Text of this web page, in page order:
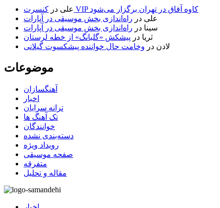
علی در
کنسرت VIP کاوه آفاق در تهران برگزار می‌شود
علی در راه‌اندازی بخش موسیقی در آپارات
سینا در راه‌اندازی بخش موسیقی در آپارات
ثریا در پیشکش «گلبانگ» از خطه لرستان
لادن در وخامت حال خواننده پیشکسوت گیلانی
موضوعات
آهنگسازان
اخبار
ترانه سرایان
تک آهنگ ها
خوانندگان
دسته‌بندی نشده
رویداد ویژه
صفحه موسیقی
متفرقه
مقاله و تحلیل